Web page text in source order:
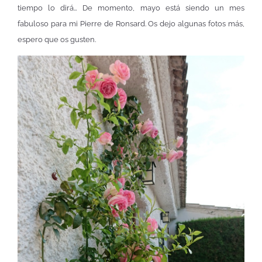
tiempo lo dirá… De momento, mayo está siendo un mes
fabuloso para mi Pierre de Ronsard. Os dejo algunas fotos más,
espero que os gusten.